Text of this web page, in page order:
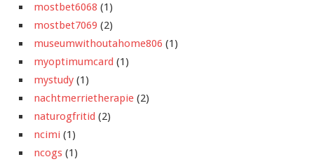
mostbet6068 (1)
mostbet7069 (2)
museumwithoutahome806 (1)
myoptimumcard (1)
mystudy (1)
nachtmerrietherapie (2)
naturogfritid (2)
ncimi (1)
ncogs (1)